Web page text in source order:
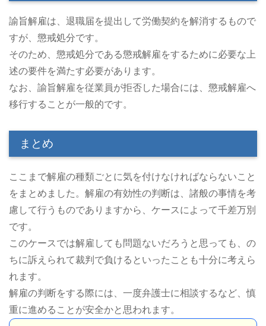
諭旨解雇は、退職届を提出して労働契約を解消するもので
すが、懲戒処分です。
そのため、懲戒処分である懲戒解雇をするために必要な上
述の要件を満たす必要があります。
なお、諭旨解雇を従業員が拒否した場合には、懲戒解雇へ
移行することが一般的です。
まとめ
ここまで解雇の種類ごとに気を付けなければならないこと
をまとめました。解雇の有効性の判断は、諸般の事情を考
慮して行うものでありますから、ケースによって千差万別
です。
このケースでは解雇しても問題ないだろうと思っても、の
ちに訴えられて裁判で負けるといったことも十分に考えら
れます。
解雇の判断をする際には、一度弁護士に相談するなど、慎
重に進めることが安全かと思われます。